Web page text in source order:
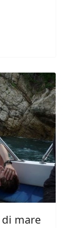
mare